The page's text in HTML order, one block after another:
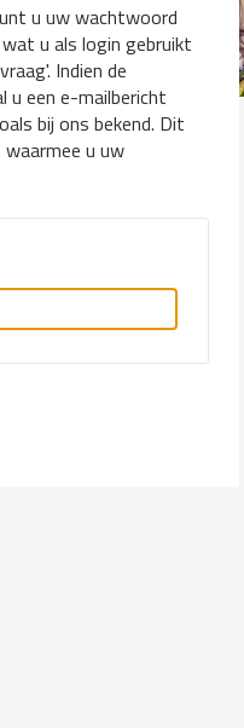
u uw wachtwoord
u als login gebruikt
Indien de
u een e-mailbericht
bij ons bekend. Dit
u uw